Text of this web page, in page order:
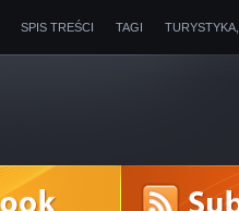
SPIS TREŚCI TAGI